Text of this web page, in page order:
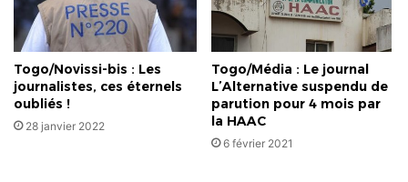
décret
de
nomination.
À
qui
doit
revenir
Togo/Novissi-bis : Les
journalistes, ces éternels
oubliés !
28 janvier 2022
Togo/Média : Le journal
L’Alternative suspendu de
parution pour 4 mois par
la HAAC
6 février 2021